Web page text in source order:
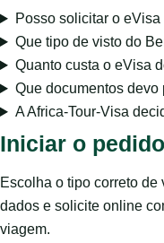
Posso solicitar o
Que tipo de visto do
Quanto custa o eVisa
Que documentos devo
A Africa-Tour-Visa
Iniciar o
Escolha o tipo correto
dados e solicite online
viagem.